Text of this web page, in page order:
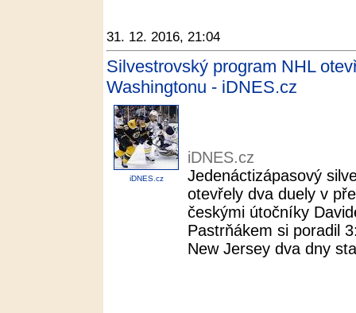
31. 12. 2016, 21:04
Silvestrovský program NHL
Washingtonu - iDNES.cz
iDNES.cz
iDNES.cz
Jedenáctizápasový
otevřely dva duely v
českými útočníky
Pastrňákem si poradil
New Jersey dva dny